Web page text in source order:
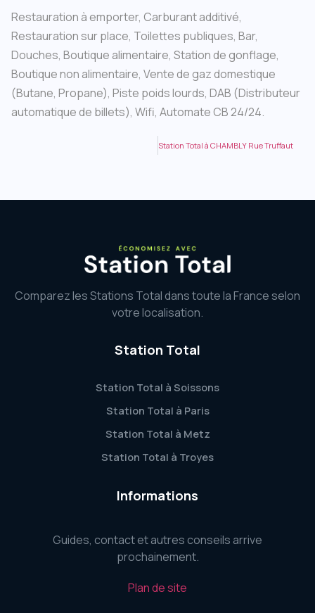
Restauration à emporter, Carburant additivé,
Restauration sur place, Toilettes publiques, Bar,
Douches, Boutique alimentaire, Station de gonflage,
Boutique non alimentaire, Vente de gaz domestique
(Butane, Propane), Piste poids lourds, DAB (Distributeur
automatique de billets), Wifi, Automate CB 24/24.
Station Total à CHAMBLY Rue Truffaut
Comparez les Stations Total dans toute la France selon
votre localisation.
Station Total
Station Total à Soissons
Station Total à Paris
Station Total à Metz
Station Total à Troyes
Informations
Guides, contact et autres conseils arrive
prochainement.
Plan de site